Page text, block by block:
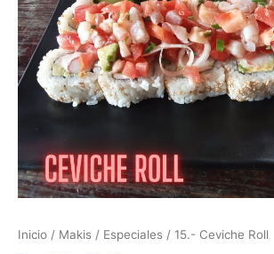
Inicio / Makis / Especiales / 15.- Ceviche Roll